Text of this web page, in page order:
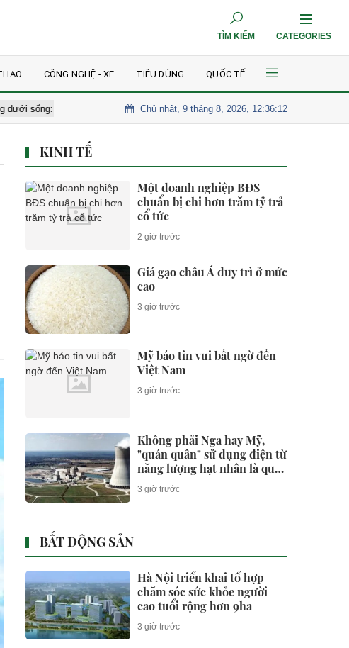
TÌM KIẾM CATEGORIES
CÔNG NGHỆ - XE TIÊU DÙNG QUỐC TẾ
Mẹ già - bạn gái khóc nghẹn, dàn sao thất thần đến tiễn biệt
Chủ nhật, 9 tháng 8, 2026, 12:36:13
KINH TẾ
Một doanh nghiệp BĐS
chuẩn bị chi hơn trăm tỷ trả
cổ tức
2 giờ trước
Giá gạo châu Á duy trì ở mức
cao
3 giờ trước
Mỹ báo tin vui bất ngờ đến
Việt Nam
3 giờ trước
Không phải Nga hay Mỹ,
"quán quân" sử dụng điện từ
năng lượng hạt nhân là quốc
gia nào?
3 giờ trước
BẤT ĐỘNG SẢN
Hà Nội triển khai tổ hợp
chăm sóc sức khỏe người
cao tuổi rộng hơn 9ha
3 giờ trước